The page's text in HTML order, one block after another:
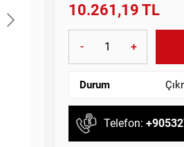
10.261,19 TL
- +
Durum
Telefon: